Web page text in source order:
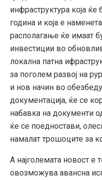
инфраструктура која
година и која е
располагање ќе имаат
инвестиции во
локална патна
за поголем развој на
и нов начин во
документација, ќе се
набавка на документи
ќе се поедностави,
намалат трошоците за
А најголемата новост
овозможува авансна